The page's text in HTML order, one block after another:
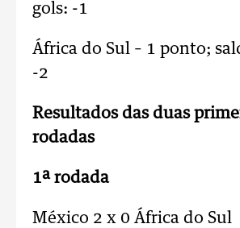
gols: -1
África do Sul – 1 ponto;
-2
Resultados das duas
rodadas
1ª rodada
México 2 x 0 África do Sul